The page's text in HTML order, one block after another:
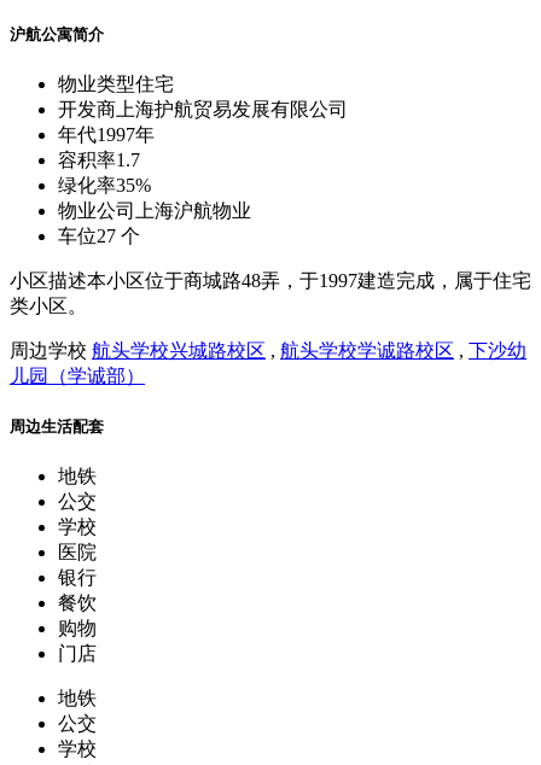
沪航公寓简介
物业类型住宅
开发商上海护航贸易发展有限公司
年代1997年
容积率1.7
绿化率35%
物业公司 上海沪航物业
车位27 个
小区描述本小区位于商城路48弄，于1997建造完成，属于住宅
类小区。
周边学校 航头学校兴城路校区 , 航头学校学诚路校区 ,
下沙幼
儿园（学诚部）
周边生活配套
地铁
公交
学校
医院
银行
餐饮
购物
门店
地铁
公交
学校